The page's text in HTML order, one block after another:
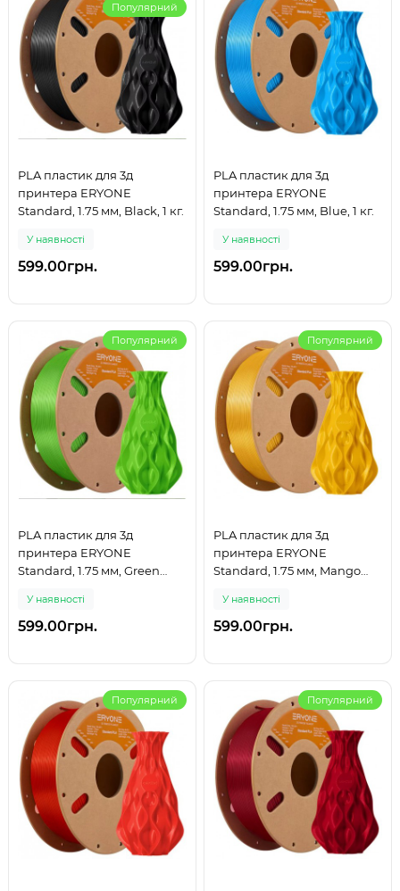
Популярний
PLA пластик для 3д
принтера ERYONE
Standard, 1.75 мм, Black, 1 кг.
У наявності
599.00грн.
PLA пластик для 3д
принтера ERYONE
Standard, 1.75 мм, Blue, 1 кг.
У наявності
599.00грн.
Популярний
PLA пластик для 3д
принтера ERYONE
Standard, 1.75 мм, Green
У наявності
599.00грн.
Популярний
PLA пластик для 3д
принтера ERYONE
Standard, 1.75 мм, Mango
У наявності
599.00грн.
Популярний Популярний